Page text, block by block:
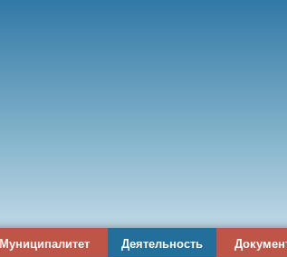
Муниципалитет Деятельность